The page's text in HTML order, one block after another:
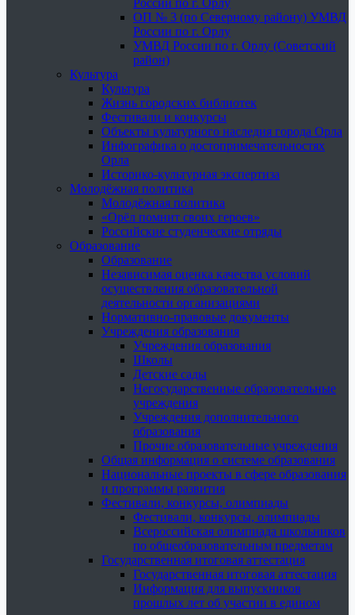
России по г. Орлу
ОП № 3 (по Северному району) УМВД
России по г. Орлу
УМВД России по г. Орлу (Советский
район)
Культура
Культура
Жизнь городских библиотек
Фестивали и конкурсы
Объекты культурного наследия города Орла
Инфографика о достопримечательностях
Орла
Историко-культурная экспертиза
Молодёжная политика
Молодёжная политика
«Орёл помнит своих героев»
Российские студенческие отряды
Образование
Образование
Независимая оценка качества условий
осуществления образовательной
деятельности организациями
Нормативно-правовые документы
Учреждения образования
Учреждения образования
Школы
Детские сады
Негосударственные образовательные
учреждения
Учреждения дополнительного
образования
Прочие образовательные учреждения
Общая информация о системе образования
Национальные проекты в сфере образования
и программы развития
Фестивали, конкурсы, олимпиады
Фестивали, конкурсы, олимпиады
Всероссийская олимпиада школьников
по общеобразовательным предметам
Государственная итоговая аттестация
Государственная итоговая аттестация
Информация для выпускников
прошлых лет об участии в едином